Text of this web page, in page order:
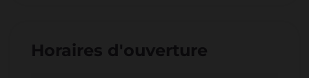
Horaires d'ouverture